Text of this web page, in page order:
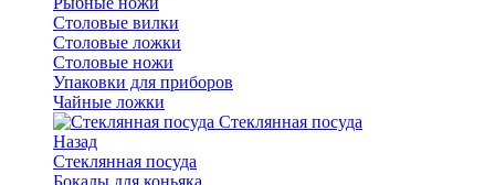
Столовые вилки
Столовые ложки
Столовые ножи
Упаковки для приборов
Чайные ложки
Стеклянная посуда
Назад
Стеклянная посуда
Бокалы для коньяка